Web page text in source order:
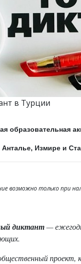
в Турции
образовательная
Измире и
возможно только при
диктант—
проект,